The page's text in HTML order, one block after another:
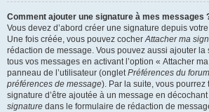
Comment ajouter une signature à mes messages
Vous devez d’abord créer une signature depuis
Une fois créée, vous pouvez cocherAttacher ma
rédaction de message. Vous pouvez aussi ajouter la
tous vos messages en activant l’option « Attacher
panneau de l’utilisateur (ongletPréférences du
préférences de message). Par la suite, vous
signature d’être ajoutée à un message en
signature dans le formulaire de rédaction de